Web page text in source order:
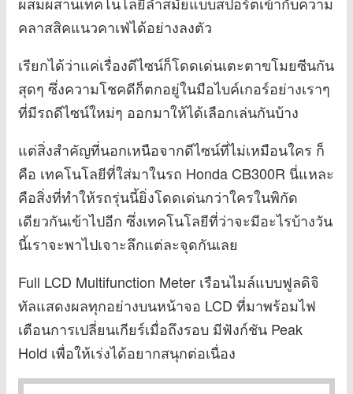
คลาสสิคแนวคาเฟ่ได้อย่างลงตัว
เรียกได้ว่าแค่เรื่องดีไซน์ก็โดดเด่นเตะตาขโมยซีนกัน
สุดๆ ซึ่งความโชคดีก็ตกอยู่ในมือไบค์เกอร์อย่างเราๆ
ที่มีรถดีไซน์ใหม่ๆ ออกมาให้ได้เลือกเล่นกันบ้าง
แต่สิ่งสำคัญที่นอกเหนือจากดีไซน์ที่ไม่เหมือนใคร ก็
คือ เทคโนโลยีที่ใส่มาในรถ Honda CB300R นี่แหละ
คือสิ่งที่ทำให้รถรุ่นนี้ยิ่งโดดเด่นกว่าใครในพิกัด
เดียวกันเข้าไปอีก ซึ่งเทคโนโลยีที่ว่าจะมีอะไรบ้างวัน
นี้เราจะพาไปเจาะลึกแต่ละจุดกันเลย
Full LCD Multifunction Meter เรือนไมล์แบบฟูลดิจิ
ทัลแสดงผลทุกอย่างบนหน้าจอ LCD ที่มาพร้อมไฟ
เตือนการเปลี่ยนเกียร์เมื่อถึงรอบ มีฟังก์ชัน Peak
Hold เพื่อให้เร่งได้อยากสนุกต่อเนื่อง